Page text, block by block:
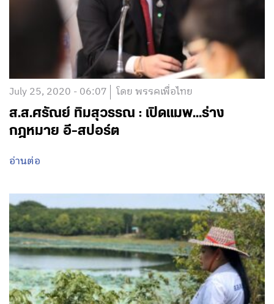
July 25, 2020 - 06:07 โดย พรรคเพื่อไทย
ส.ส.ศรัณย์ ทิมสุวรรณ : เปิดแมพ…ร่าง
กฎหมาย อี-สปอร์ต
อ่านต่อ